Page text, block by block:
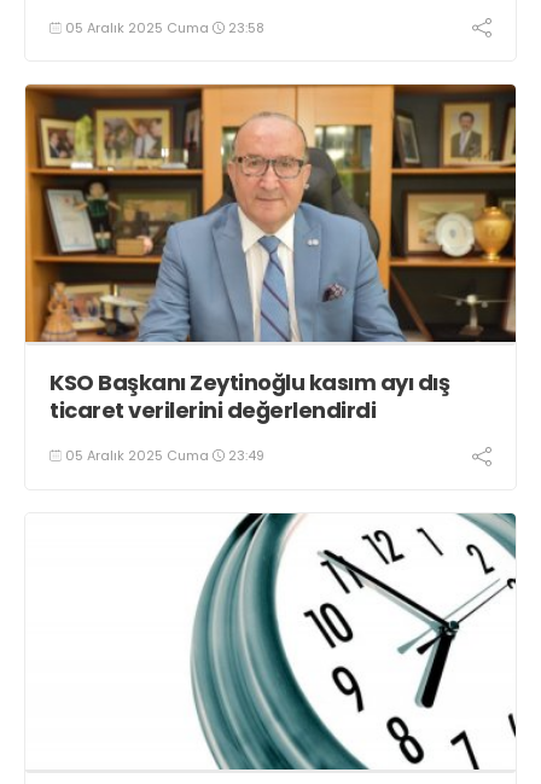
05 Aralık 2025 Cuma 23:58
KSO Başkanı Zeytinoğlu kasım ayı dış
ticaret verilerini değerlendirdi
05 Aralık 2025 Cuma 23:49